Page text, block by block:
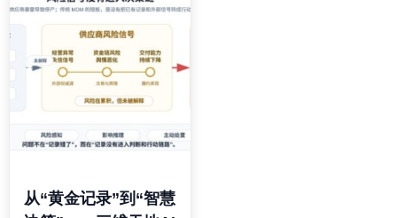
在AI搜索时代获得持续可
见性与商业 ...
从“黄金记录”到“智慧